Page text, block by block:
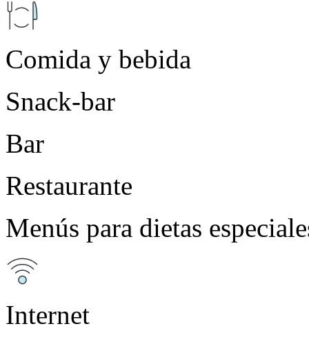
Comida y bebida
Snack-bar
Bar
Restaurante
Menús para dietas
Internet